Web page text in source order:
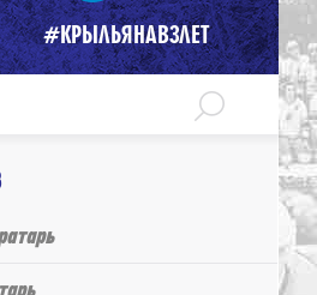
#КРЫЛЬЯНАВЗЛЕТ